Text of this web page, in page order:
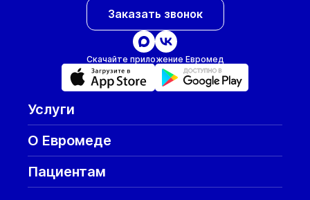
Заказать звонок
Скачайте приложение Евромед
Услуги
О Евромеде
Пациентам